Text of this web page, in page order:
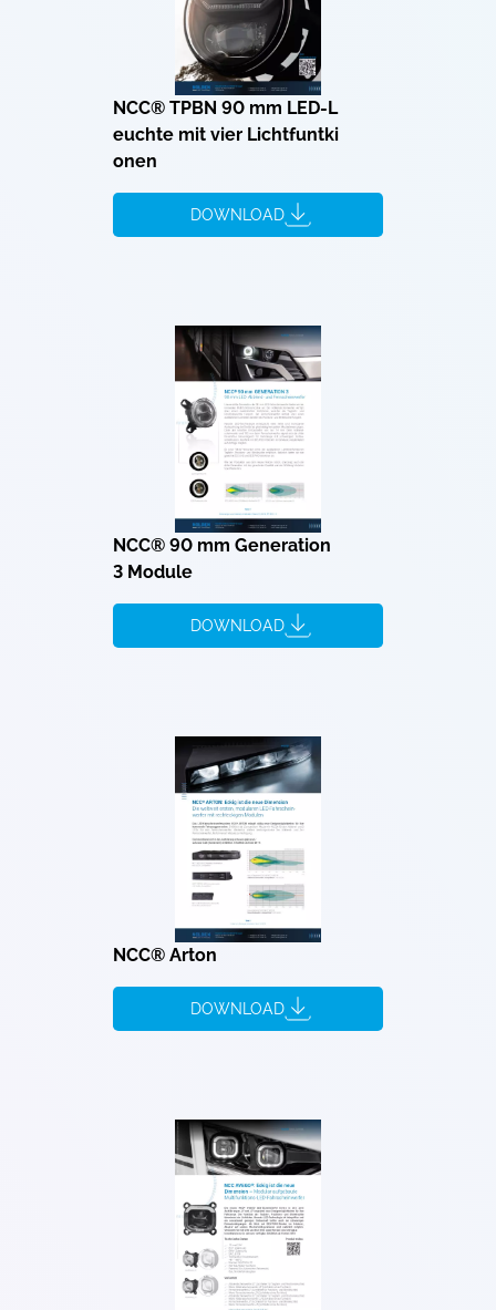
NCC® TPBN 90 mm LED-L
euchte mit vier Lichtfuntki
onen
DOWNLOAD
NCC® 90 mm Generation
3 Module
DOWNLOAD
NCC® Arton
DOWNLOAD